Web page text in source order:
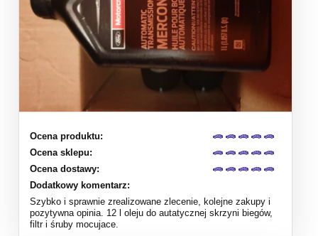
Ocena produktu:
Ocena sklepu:
Ocena dostawy:
Dodatkowy komentarz:
Szybko i sprawnie zrealizowane zlecenie, kolejne zakupy i
pozytywna opinia. 12 l oleju do autatycznej skrzyni biegów,
filtr i śruby mocujace.